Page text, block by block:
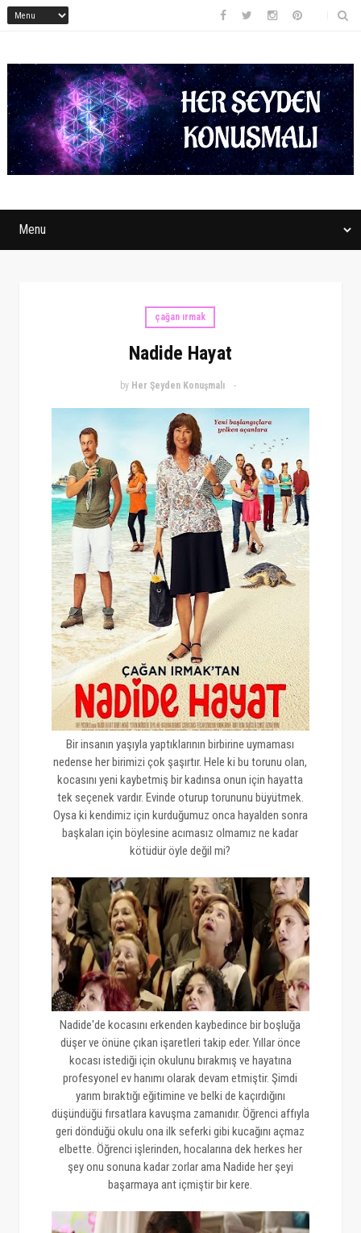
çağan ırmak
Nadide Hayat
by Her Şeyden Konuşmalı
Bir insanın yaşıyla yaptıklarının birbirine uymaması
nedense her birimizi çok şaşırtır. Hele ki bu torunu olan,
kocasını yeni kaybetmiş bir kadınsa onun için hayatta
tek seçenek vardır. Evinde oturup torununu büyütmek.
Oysa ki kendimiz için kurduğumuz onca hayalden sonra
başkaları için böylesine acımasız olmamız ne kadar
kötüdür öyle değil mi?
Nadide'de kocasını erkenden kaybedince bir boşluğa
düşer ve önüne çıkan işaretleri takip eder. Yıllar önce
kocası istediği için okulunu bırakmış ve hayatına
profesyonel ev hanımı olarak devam etmiştir. Şimdi
yarım bıraktığı eğitimine ve belki de kaçırdığını
düşündüğü fırsatlara kavuşma zamanıdır. Öğrenci affıyla
geri döndüğü okulu ona ilk seferki gibi kucağını açmaz
elbette. Öğrenci işlerinden, hocalarına dek herkes her
şey onu sonuna kadar zorlar ama Nadide her şeyi
başarmaya ant içmiştir bir kere.